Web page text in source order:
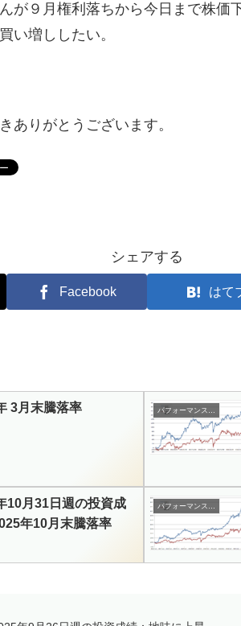
が９月権利落ちから今日まで株価
い増ししたい。
ありがとうございます。
シェアする
Facebook はて
3月末騰落率
10月31日週の投資成
年10月末騰落率